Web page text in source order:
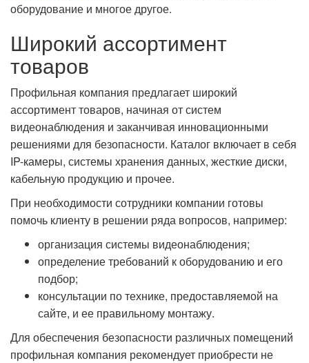
оборудование и многое другое.
Широкий ассортимент
товаров
Профильная компания предлагает широкий
ассортимент товаров, начиная от систем
видеонаблюдения и заканчивая инновационными
решениями для безопасности. Каталог включает в себя
IP-камеры, системы хранения данных, жесткие диски,
кабельную продукцию и прочее.
При необходимости сотрудники компании готовы
помочь клиенту в решении ряда вопросов, например:
организация системы видеонаблюдения;
определение требований к оборудованию и его
подбор;
консультации по технике, предоставляемой на
сайте, и ее правильному монтажу.
Для обеспечения безопасности различных помещений
профильная компания рекомендует приобрести не